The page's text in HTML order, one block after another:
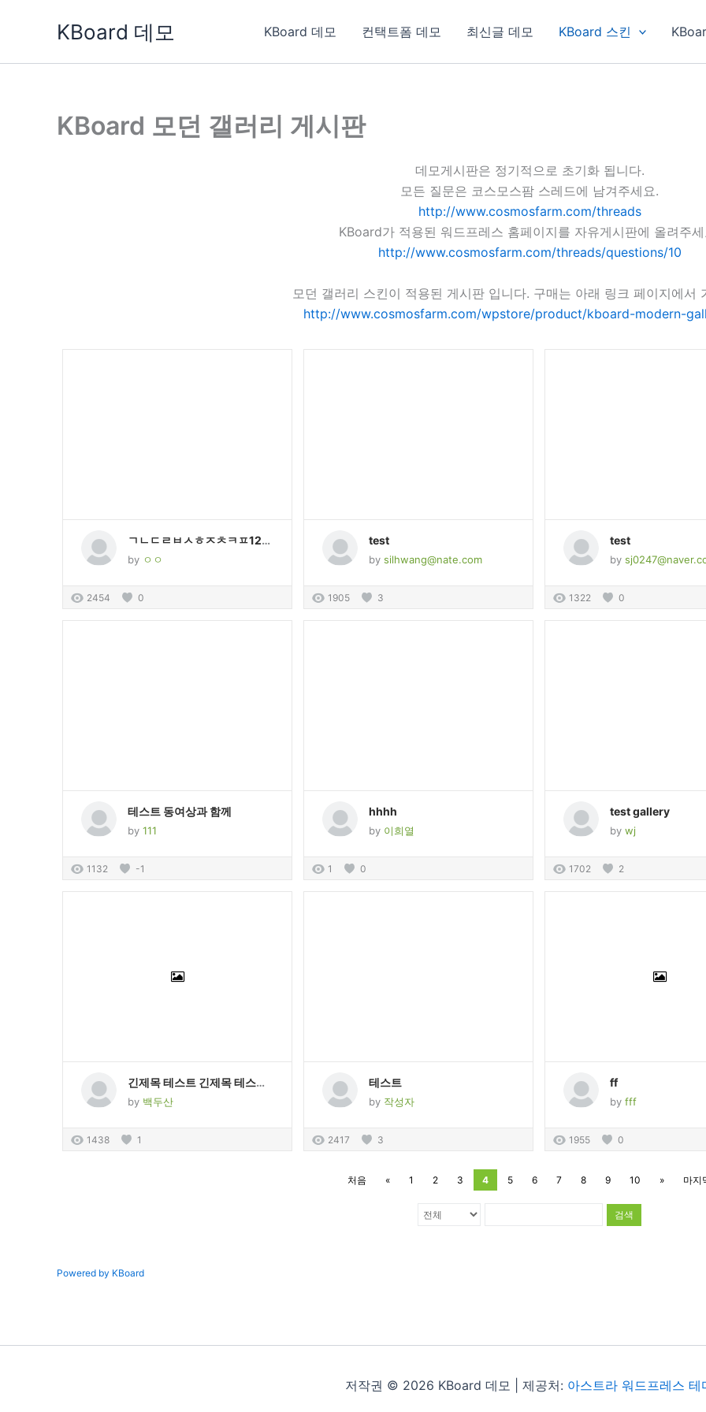
KBoard 데모 KBoard 데모 컨택트폼 데모 최신글 데모 KBoard 스킨
KBoard 모던 갤러리 게시판
데모게시판은 정기적으로 초기화 됩니다.
모든 질문은 코스모스팜 스레드에 남겨주세요.
http://www.cosmosfarm.com/threads
KBoard가 적용된 워드프레스 홈페이지를 자유게시판에 올려주
http://www.cosmosfarm.com/threads/questions/10
모던 갤러리 스킨이 적용된 게시판 입니다. 구매는 아래 링크 페이지에서
http://www.cosmosfarm.com/wpstore/product/kboard-modern-
ㄱㄴㄷㄹㅂㅅㅎㅈㅊㅋㅍ1234567890
by ㅇㅇ
2454 0
test
by silhwang@nate.com
1905 3
test
by
1322 0
테스트 동여상과 함께
by 111
1132 -1
hhhh
by 이희열
1 0
test gallery
by wj
1702 2
긴제목 테스트 긴제목 테스트 긴제목 테스트 긴제목 테스트 긴제목 테스트 긴제목 테스트 긴제목 테스트 긴제목 테스트
by 백두산
1438 1
테스트
by 작성자
2417 3
ff
by fff
1955 0
처음 « 1 2 3 4 5 6 7 8 9 10 » 마지
검색
Powered by KBoard
저작권 © 2026 KBoard 데모 | 제공처: 아스트라 워드프레스 테